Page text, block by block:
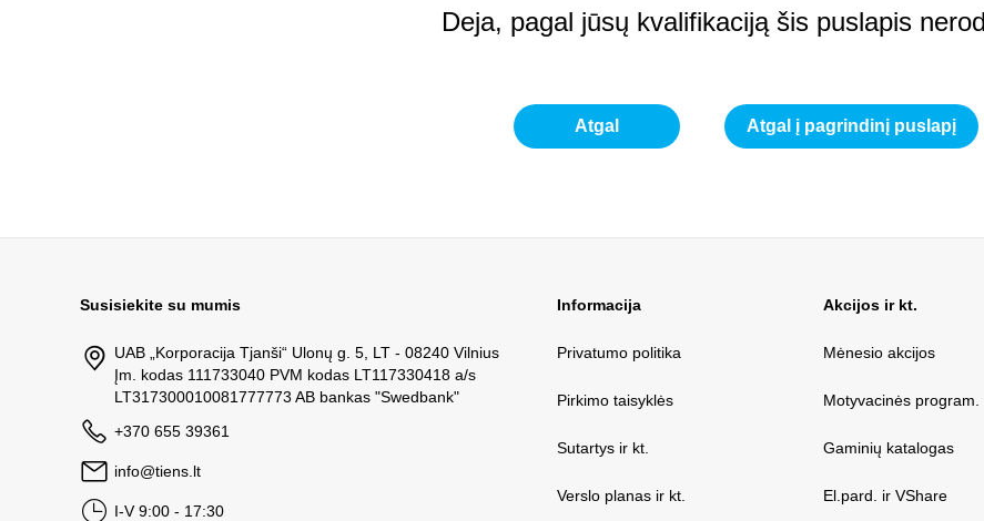
Deja, pagal jūsų kvalifikaciją šis puslapis
Atgal Atgal į pagrindinį puslapį
Susisiekite su mumis
UAB „Korporacija Tjanši“ Ulonų g. 5, LT - 08240 Vilnius
Įm. kodas 111733040 PVM kodas LT117330418 a/s
LT317300010081777773 AB bankas "Swedbank"
+370 655 39361
info@tiens.lt
I-V 9:00 - 17:30
Informacija
Privatumo politika
Pirkimo taisyklės
Sutartys ir kt.
Verslo planas ir kt.
Akcijos ir kt.
Mėnesio akcijos
Motyvacinės program.
Gaminių katalogas
El.pard. ir VShare